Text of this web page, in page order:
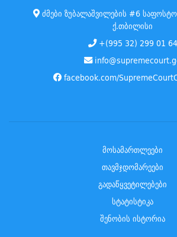
ძმები ზუბალაშვილების #6
ქ.თბილისი
+(995 32) 299 01 64
facebook.com/
მოსამართლეები
თავმჯდომარეები
გადაწყვეტილებები
სტატისტიკა
შენობის ისტორია